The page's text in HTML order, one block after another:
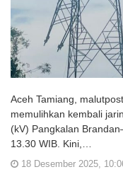
Aceh Tamiang,
memulihkan kembali
(kV) Pangkalan
13.30 WIB. Kini,…
18 Desember 2025,